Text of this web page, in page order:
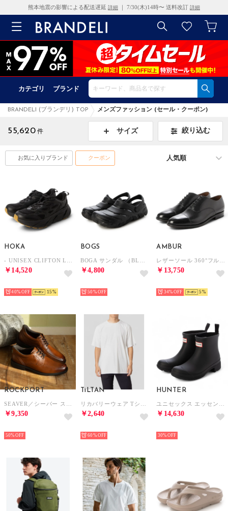
熊本地震の影響による配送遅延 詳細 ｜ 7/30(木)14時〜 送料改訂 詳細
カテゴリ ブランド
BRANDELI (ブランデリ) TOP メンズファッション (セール・クーポン)
55,620 件 サイズ 絞り込む
お気に入りブランド クーポン
HOKA
￥14,520
40% 15
BOGS
￥4,800
50%
AMBUR
￥13,750
34% 5
ROCKPORT
￥9,350
50%
TiLTAN
￥2,640
60%
HUNTER
￥14,630
30%